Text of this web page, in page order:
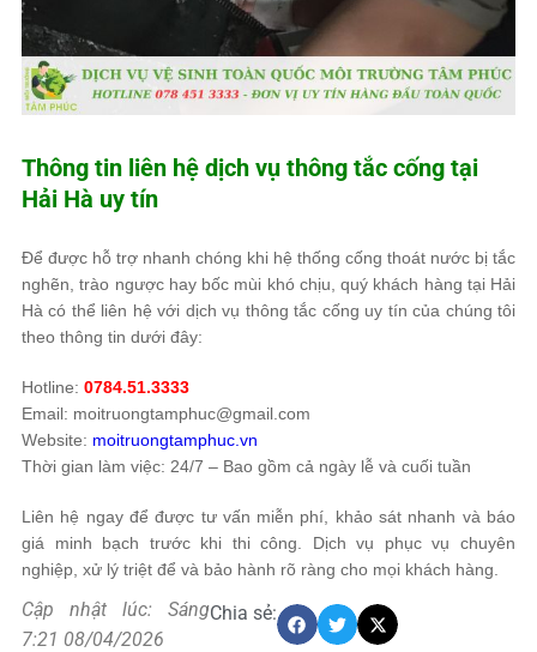
Thông tin liên hệ dịch vụ thông tắc cống tại
Hải Hà uy tín
Để được hỗ trợ nhanh chóng khi hệ thống cống thoát nước bị tắc
nghẽn, trào ngược hay bốc mùi khó chịu, quý khách hàng tại Hải
Hà có thể liên hệ với dịch vụ thông tắc cống uy tín của chúng tôi
theo thông tin dưới đây:
Hotline: 0784.51.3333
Email: moitruongtamphuc@gmail.com
Website: moitruongtamphuc.vn
Thời gian làm việc: 24/7 – Bao gồm cả ngày lễ và cuối tuần
Liên hệ ngay để được tư vấn miễn phí, khảo sát nhanh và báo
giá minh bạch trước khi thi công. Dịch vụ phục vụ chuyên
nghiệp, xử lý triệt để và bảo hành rõ ràng cho mọi khách hàng.
Cập nhật lúc: Sáng
7:21 08/04/2026
Chia sẻ: